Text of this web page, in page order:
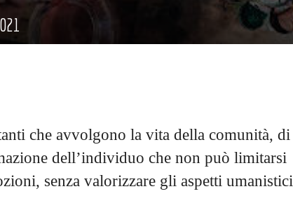
che avvolgono la vita della comunità, di
dell’individuo che non può limitarsi
senza valorizzare gli aspetti umanistici